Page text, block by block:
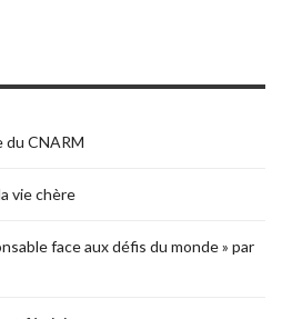
du CNARM
vie chère
face aux défis du monde » par